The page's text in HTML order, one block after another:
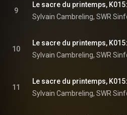
9
10
11